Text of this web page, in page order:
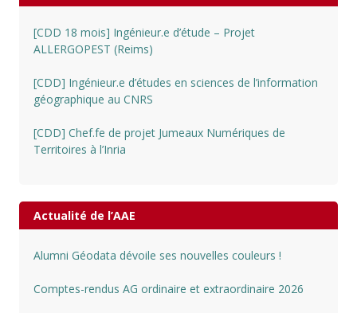
[CDD 18 mois] Ingénieur.e d’étude – Projet
ALLERGOPEST (Reims)
[CDD] Ingénieur.e d’études en sciences de l’information
géographique au CNRS
[CDD] Chef.fe de projet Jumeaux Numériques de
Territoires à l’Inria
Actualité de l’AAE
Alumni Géodata dévoile ses nouvelles couleurs !
Comptes-rendus AG ordinaire et extraordinaire 2026